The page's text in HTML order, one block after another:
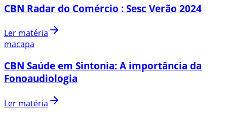
CBN Radar do Comércio : Sesc Verão 2024
Ler matéria
macapa
CBN Saúde em Sintonia: A importância da
Fonoaudiologia
Ler matéria